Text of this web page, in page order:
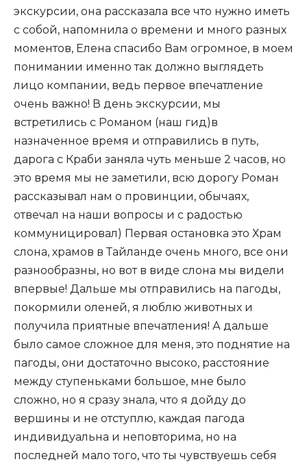
экскурсии, она рассказала все что нужно иметь
с собой, напомнила о времени и много разных
моментов, Елена спасибо Вам огромное, в моем
понимании именно так должно выглядеть
лицо компании, ведь первое впечатление
очень важно! В день экскурсии, мы
встретились с Романом (наш гид)в
назначенное время и отправились в путь,
дарога с Краби заняла чуть меньше 2 часов, но
это время мы не заметили, всю дорогу Роман
рассказывал нам о провинции, обычаях,
отвечал на наши вопросы и с радостью
коммуницировал) Первая остановка это Храм
слона, храмов в Тайланде очень много, все они
разнообразны, но вот в виде слона мы видели
впервые! Дальше мы отправились на пагоды,
покормили оленей, я люблю животных и
получила приятные впечатления! А дальше
было самое сложное для меня, это поднятие на
пагоды, они достаточно высоко, расстояние
между ступеньками большое, мне было
сложно, но я сразу знала, что я дойду до
вершины и не отступлю, каждая пагода
индивидуальна и неповторима, но на
последней мало того, что ты чувствуешь себя